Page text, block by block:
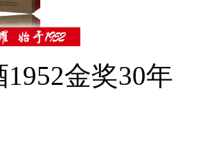
金奖30年